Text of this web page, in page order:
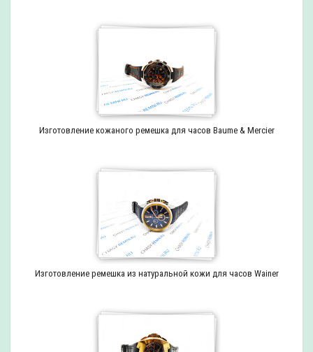
Изготовление кожаного ремешка для часов Baume & Mercier
Изготовление ремешка из натуральной кожи для часов Wainer